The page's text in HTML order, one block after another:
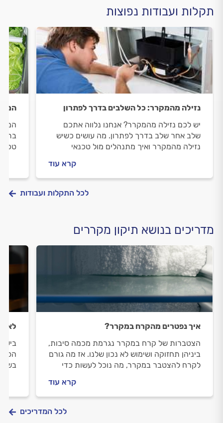
תקלות ועבודות נפוצות
נזילה מהמקרר: כל השלבים בדרך לפתרון
יש לכם נזילה מהמקרר? אנחנו נלווה אתכם
שלב אחר שלב בדרך לפתרון. מה עושים כשיש
נזילה מהמקרר ואיך מתנהלים מול טכנאי
קרא עוד
לכל התקלות ועבודות
מדריכים בנושא תיקון מקררים
איך נפטרים מהקרח במקרר?
הצטברות של קרח במקרר נגרמת מכמה סיבות,
ביניהן תחזוקה ושימוש לא נכון שלנו. אז מה גורם
לקרח להצטבר במקרר, מה נוכל לעשות כדי
קרא עוד
לא
בו
לכל המדריכים